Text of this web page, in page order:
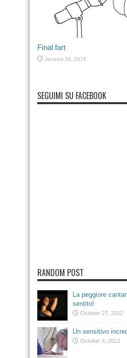
Final fart
January 24, 2018
SEGUIMI SU FACEBOOK
RANDOM POST
La peggiore
sentito!
October 27, 2012
Un sensitivo
October 4, 2013